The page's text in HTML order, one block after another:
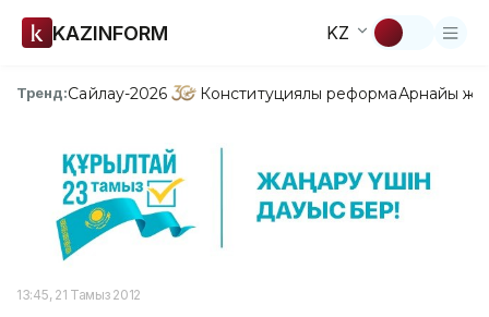
KAZINFORM KZ
Тренд:Сайлау-2026 Конституциялық реформаАрнайы
13:45, 21 Тамыз 2012